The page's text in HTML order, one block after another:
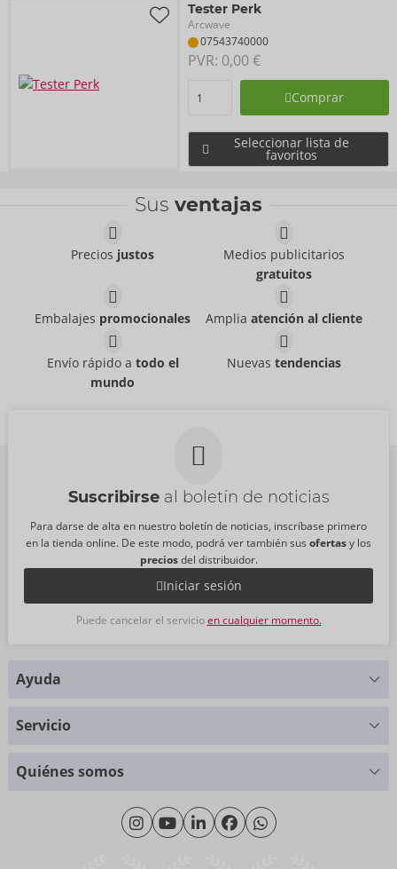
Tester Perk
Arcwave
07543740000
PVR: 0,00 €
Comprar
Seleccionar lista de
favoritos
Sus ventajas
Precios justos
Medios publicitarios
gratuitos
Embalajes promocionales Ampliaatención al cliente
Envío rápido a todo el
mundo
Nuevastendencias
Suscribirseal boletín de noticias
Para darse de alta en nuestro boletín de noticias, inscríbase primero
en la tienda online. De este modo, podrá ver también sus ofertasy los
preciosdel distribuidor.
Iniciar sesión
Puede cancelar el servicioen cualquier momento.
Ayuda
+49 (0)461 50 40 308
Lunes - Jueves: 09:00 - 16:00
Viernes: 09:00 - 15:00
Servicio
Quiénes somos
Sobre nosotros
Sostenibilidad